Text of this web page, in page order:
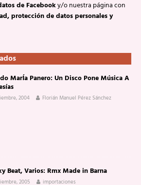
de Facebooky/o nuestra página con
protección de datos personales y
MarÍa Panero: Un Disco Pone Música A
2004 Florián Manuel Pérez Sánchez
Beat, Varios: Rmx Made in Barna
2005 importaciones